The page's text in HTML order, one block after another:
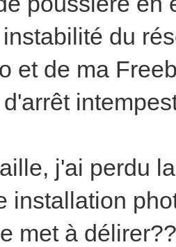
adapter
0
+27.8°C
du
et de ma
j'ai perdu
installation
met à